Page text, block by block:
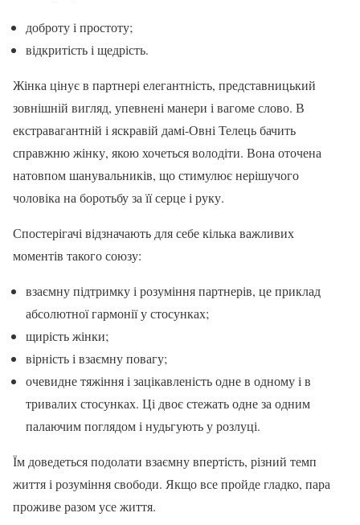
доброту і простоту;
відкритість і щедрість.
Жінка цінує в партнері елегантність, представницький
зовнішній вигляд, упевнені манери і вагоме слово. В
екстравагантній і яскравій дамі-Овні Телець бачить
справжню жінку, якою хочеться володіти. Вона оточена
натовпом шанувальників, що стимулює нерішучого
чоловіка на боротьбу за її серце і руку.
Спостерігачі відзначають для себе кілька важливих
моментів такого союзу:
взаємну підтримку і розуміння партнерів, це приклад
абсолютної гармонії у стосунках;
щирість жінки;
вірність і взаємну повагу;
очевидне тяжіння і зацікавленість одне в одному і в
тривалих стосунках. Ці двоє стежать одне за одним
палаючим поглядом і нудьгують у розлуці.
Їм доведеться подолати взаємну впертість, різний темп
життя і розуміння свободи. Якщо все пройде гладко, пара
проживе разом усе життя.